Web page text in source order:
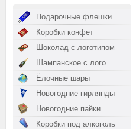
Подарочные флешки
Коробки конфет
Шоколад с логотипом
Шампанское с лого
Ёлочные шары
Новогодние гирлянды
Новогодние пайки
Коробки под алкоголь